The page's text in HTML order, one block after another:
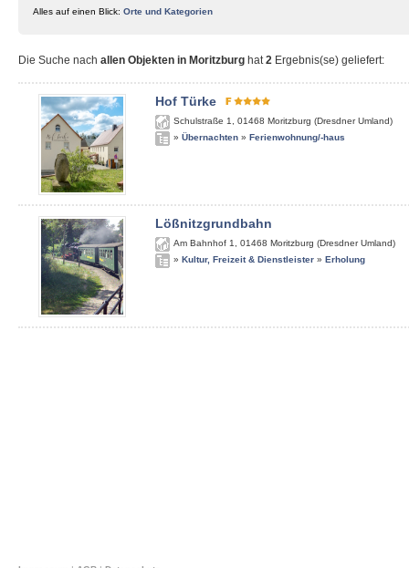
Alles auf einen Blick: Orte und Kategorien
Die Suche nach allen Objekten in Moritzburg hat2 Ergebnis(se) geliefert:
Hof Türke
Schulstraße 1 01468 Moritzburg (Dresdner Umland)
» Übernachten » Ferienwohnung/-haus
Lößnitzgrundbahn
Am Bahnhof 1 01468 Moritzburg (Dresdner Umland)
» Kultur, Freizeit & Dienstleister » Erholung